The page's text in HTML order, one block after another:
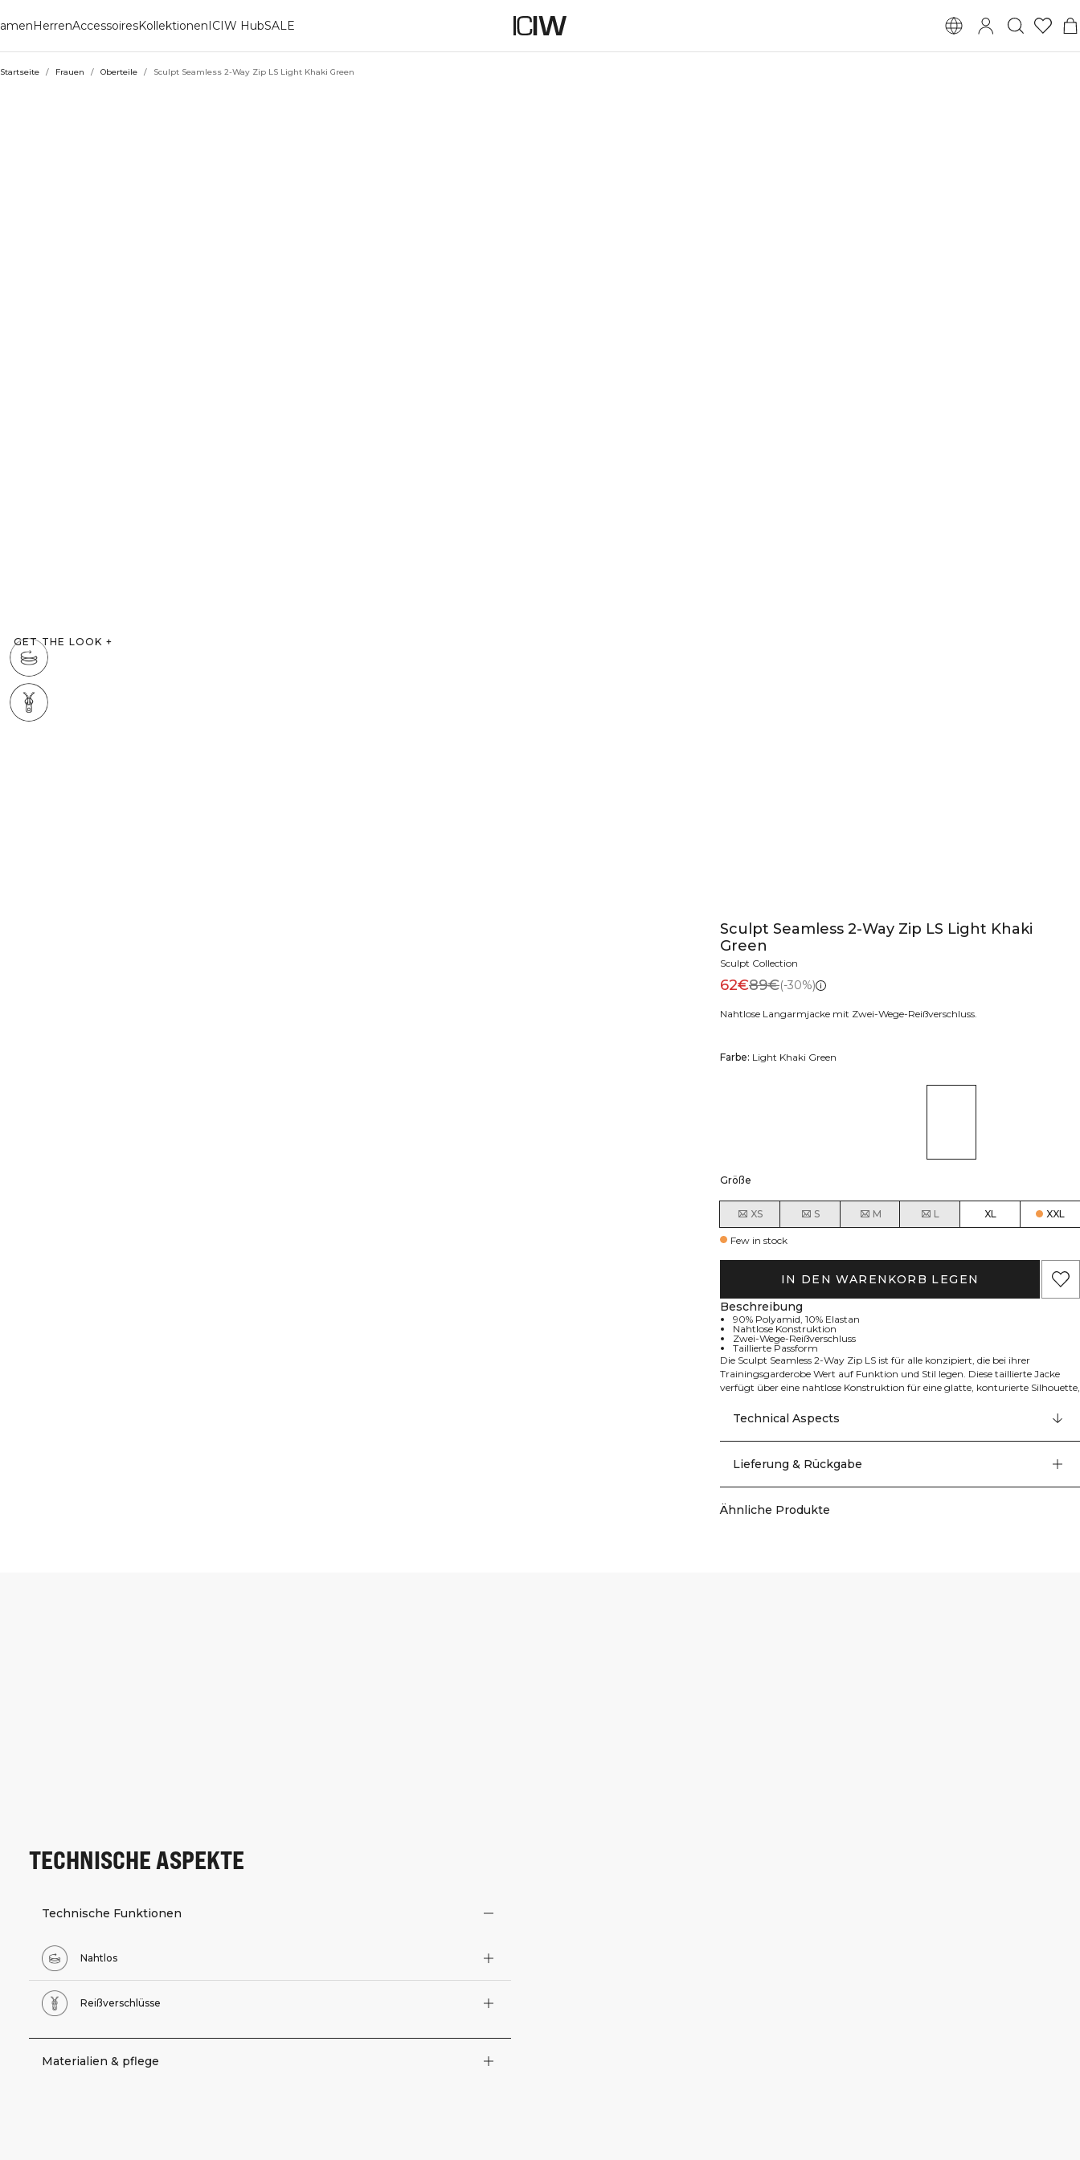
HerrenAccessoiresKollektionenICIW HubSALE
Startseite / Frauen / Oberteile / Sculpt Seamless 2-Way Zip LS Light Khaki Green
GET THE LOOK +
Sculpt Seamless 2-Way Zip LS Light Khaki
Green
Sculpt Collection
62€89€(-30%)
Nahtlose Langarmjacke mit Zwei-Wege-Reißverschluss.
Farbe: Light Khaki Green
Größe
XS S M L XL XXL
Few in stock
IN DEN WARENKORB LEGEN
Beschreibung
90% Polyamid, 10% Elastan
Nahtlose Konstruktion
Zwei-Wege-Reißverschluss
Taillierte Passform
Die Sculpt Seamless 2-Way Zip LS ist für alle konzipiert, die bei ihrer
Trainingsgarderobe Wert auf Funktion und Stil legen. Diese taillierte Jacke
verfügt über eine nahtlose Konstruktion für eine glatte, konturierte Silhouette,
der geformte Saum machen sie perfekt zum Layering während des
Aufwärmens, Cool-Downs oder auf dem Weg zum und vom Fitnessstudio.
Gefertigt aus einer hochleistungsfähigen, nahtlosen Jersey-Mischung, bietet
uneingeschränkte Bewegungsfreiheit. 90% Polyamid, 10% Elastan.
Technical Aspects
Lieferung & Rückgabe
Ähnliche Produkte
TECHNISCHE ASPEKTE
Technische Funktionen
Nahtlos
Reißverschlüsse
Materialien & pflege